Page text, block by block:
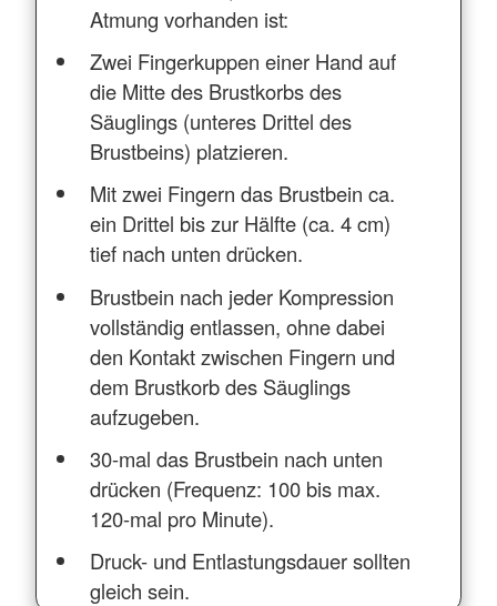
Atmung vorhanden ist:
Zwei Fingerkuppen einer Hand auf
die Mitte des Brustkorbs des
Säuglings (unteres Drittel des
Brustbeins) platzieren.
Mit zwei Fingern das Brustbein ca.
ein Drittel bis zur Hälfte (ca. 4 cm)
tief nach unten drücken.
Brustbein nach jeder Kompression
vollständig entlassen, ohne dabei
den Kontakt zwischen Fingern und
dem Brustkorb des Säuglings
aufzugeben.
30-mal das Brustbein nach unten
drücken (Frequenz: 100 bis max.
120-mal pro Minute).
Druck- und Entlastungsdauer sollten
gleich sein.